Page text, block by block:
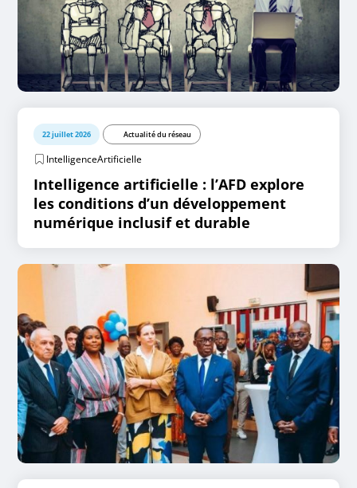
22 juillet 2026 Actualité du réseau
IntelligenceArtificielle
Intelligence artificielle : l’AFD explore
les conditions d’un développement
numérique inclusif et durable